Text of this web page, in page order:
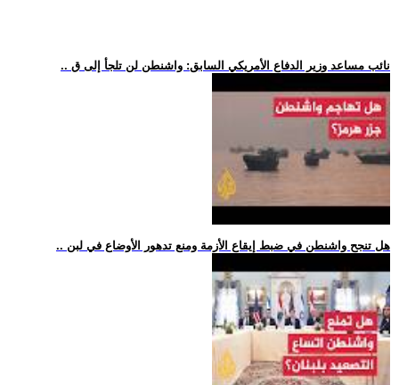
.. نائب مساعد وزير الدفاع الأمريكي السابق: واشنطن لن تلجأ إلى ق
.. هل تنجح واشنطن في ضبط إيقاع الأزمة ومنع تدهور الأوضاع في لبن